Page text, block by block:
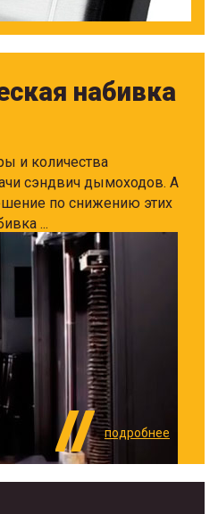
набивка
и количества
сэндвич дымоходов. А
по снижению этих
...
подробнее